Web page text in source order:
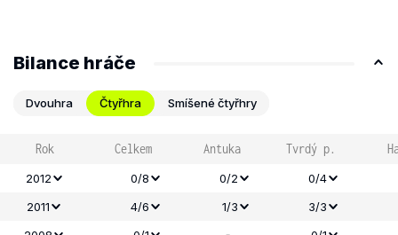
Bilance hráče
Dvouhra Čtyřhra Smíšené čtyřhry
Rok Celkem Antuka Tvrdý p.
2012 0/8 0/2
0/4
2011
4/6 1/3
3/3